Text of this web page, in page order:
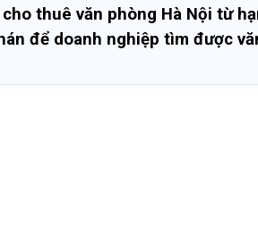
thuê văn phòng Hà Nội từ
để doanh nghiệp tìm được